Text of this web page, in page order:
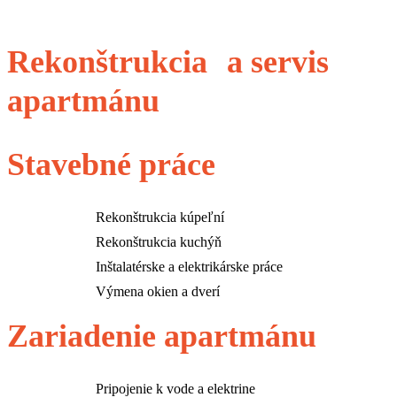
Rekonštrukcia a servis
apartmánu
Stavebné práce
Rekonštrukcia kúpeľní
Rekonštrukcia kuchýň
Inštalatérske a elektrikárske práce
Výmena okien a dverí
Zariadenie apartmánu
Pripojenie k vode a elektrine